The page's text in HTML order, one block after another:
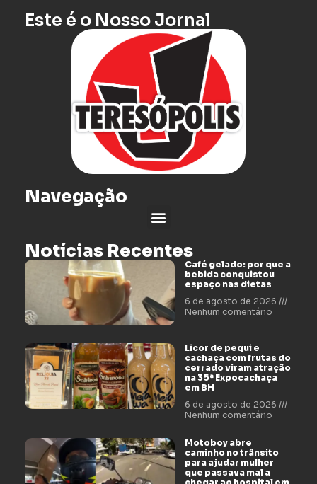
Este é o Nosso Jornal
Navegação
Notícias Recentes
Café gelado: por que a
bebida conquistou
espaço nas dietas
6 de agosto de 2026
Nenhum comentário
Licor de pequi e
cachaça com frutas do
cerrado viram atração
na 35ª Expocachaça
em BH
6 de agosto de 2026
Nenhum comentário
Motoboy abre
caminho no trânsito
para ajudar mulher
que passava mal a